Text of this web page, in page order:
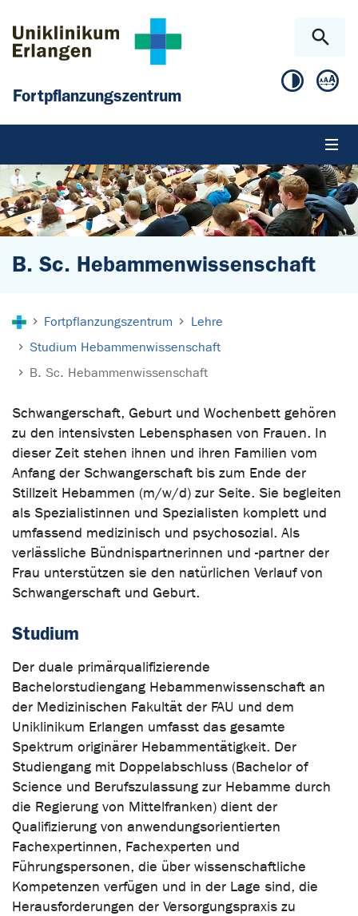
Fortpflanzungszentrum
B. Sc. Hebammenwissenschaft
Fortpflanzungszentrum
Lehre
Studium Hebammenwissenschaft
B. Sc. Hebammenwissenschaft
Schwangerschaft, Geburt und Wochenbett gehören
zu den intensivsten Lebensphasen von Frauen. In
dieser Zeit stehen ihnen und ihren Familien vom
Anfang der Schwangerschaft bis zum Ende der
Stillzeit Hebammen (m/w/d) zur Seite. Sie begleiten
als Spezialistinnen und Spezialisten komplett und
umfassend medizinisch und psychosozial. Als
verlässliche Bündnispartnerinnen und -partner der
Frau unterstützen sie den natürlichen Verlauf von
Schwangerschaft und Geburt.
Studium
Der duale primärqualifizierende
Bachelorstudiengang Hebammenwissenschaft an
der Medizinischen Fakultät der FAU und dem
Uniklinikum Erlangen umfasst das gesamte
Spektrum originärer Hebammentätigkeit. Der
Studiengang mit Doppelabschluss (Bachelor of
Science und Berufszulassung zur Hebamme durch
die Regierung von Mittelfranken) dient der
Qualifizierung von anwendungsorientierten
Fachexpertinnen, Fachexperten und
Führungspersonen, die über wissenschaftliche
Kompetenzen verfügen und in der Lage sind, die
Herausforderungen der Versorgungspraxis zu